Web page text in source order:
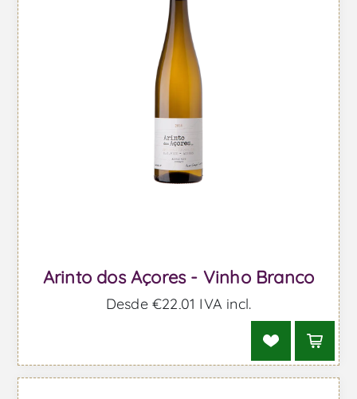
Arinto dos Açores - Vinho Branco
Desde €22,01 IVA incl.